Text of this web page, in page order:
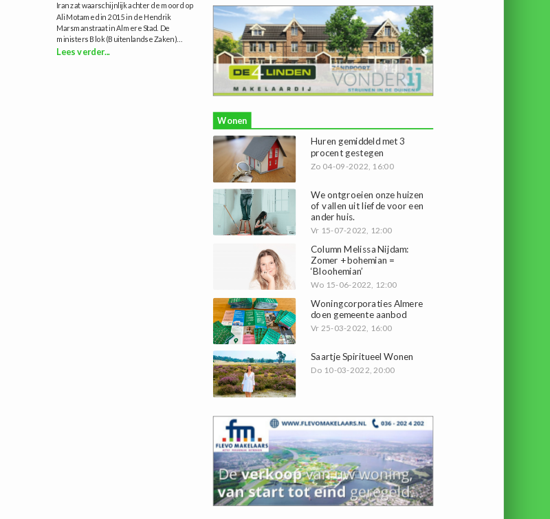
Iran zat waarschijnlijk achter de moord op
Ali Motamed in 2015 in de Hendrik
Marsmanstraat in Almere Stad. De
ministers Blok (Buitenlandse Zaken)...
Lees verder...
Wonen
Huren gemiddeld met 3
procent gestegen
Zo 04-09-2022, 16:00
We ontgroeien onze huizen
of vallen uit liefde voor een
ander huis.
Vr 15-07-2022, 12:00
Column Melissa Nijdam:
Zomer + bohemian =
‘Bloohemian’
Wo 15-06-2022, 12:00
Woningcorporaties Almere
doen gemeente aanbod
Vr 25-03-2022, 16:00
Saartje Spiritueel Wonen
Do 10-03-2022, 20:00